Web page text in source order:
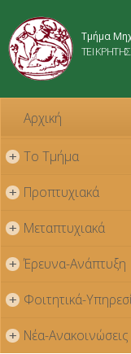
Τμήμα
ΤΕΙ ΚΡΗΤΗΣ
Αρχική
+ Το Τμήμα
+ Προπτυχιακά
+ Μεταπτυχιακά
+ Έρευνα-Ανάπτυξη
+ Φοιτητικά-
+ Νέα-Ανακοινώσεις